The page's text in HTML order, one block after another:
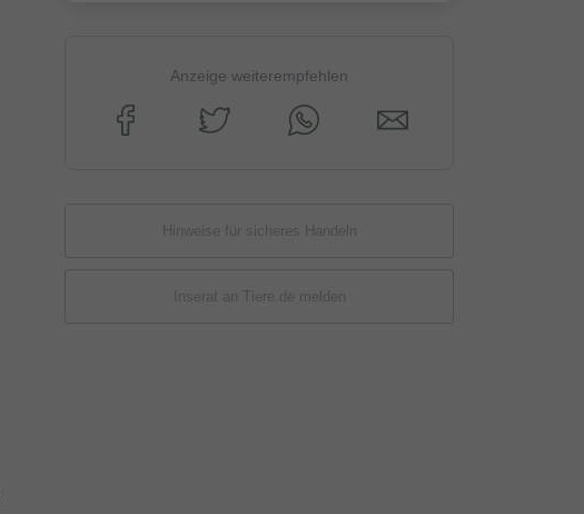
Anzeige weiterempfehlen
Hinweise für sicheres Handeln
Inserat an Tiere.de melden